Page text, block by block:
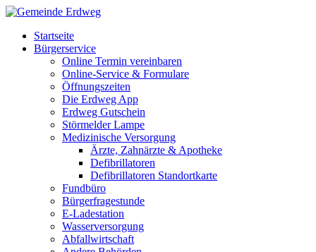
Startseite
Bürgerservice
Online Termin vereinbaren
Online-Service & Formulare
Öffnungszeiten
Die Erdweg App
Erdweg Gutschein
Störmelder Lampe
Medizinische Versorgung
Ärzte, Zahnärzte & Apotheke
Defibrillatoren
Defibrillatoren Standortkarte
Fundbüro
Bürgerfragestunde
E-Ladestation
Wasserversorgung
Abfallwirtschaft